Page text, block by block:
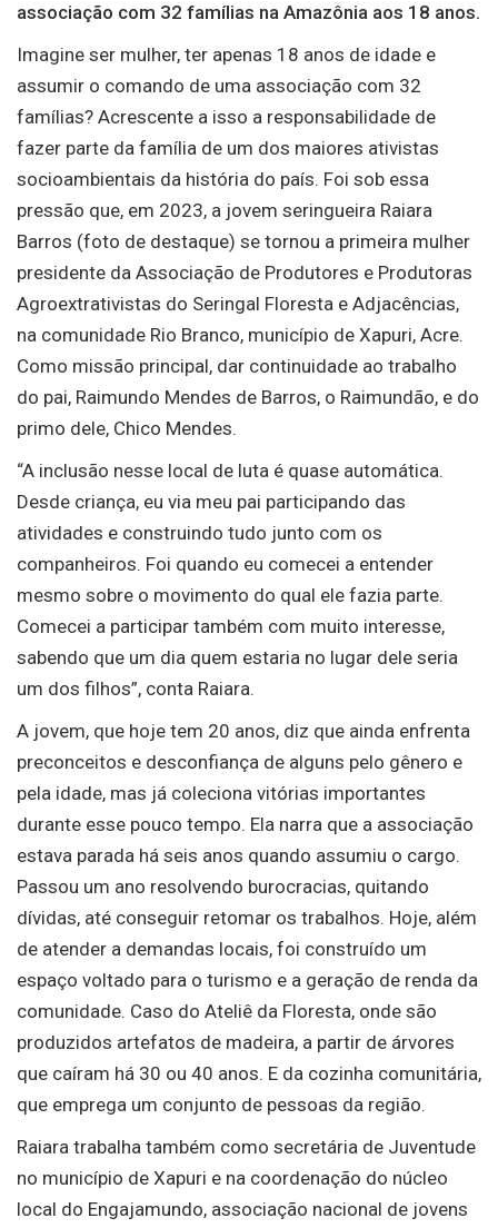
associação com 32 famílias na Amazônia aos 18 anos.
Imagine ser mulher, ter apenas 18 anos de idade e
assumir o comando de uma associação com 32
famílias? Acrescente a isso a responsabilidade de
fazer parte da família de um dos maiores ativistas
socioambientais da história do país. Foi sob essa
pressão que, em 2023, a jovem seringueira Raiara
Barros (foto de destaque) se tornou a primeira mulher
presidente da Associação de Produtores e Produtoras
Agroextrativistas do Seringal Floresta e Adjacências,
na comunidade Rio Branco, município de Xapuri, Acre.
Como missão principal, dar continuidade ao trabalho
do pai, Raimundo Mendes de Barros, o Raimundão, e do
primo dele, Chico Mendes.
“A inclusão nesse local de luta é quase automática.
Desde criança, eu via meu pai participando das
atividades e construindo tudo junto com os
companheiros. Foi quando eu comecei a entender
mesmo sobre o movimento do qual ele fazia parte.
Comecei a participar também com muito interesse,
sabendo que um dia quem estaria no lugar dele seria
um dos filhos”, conta Raiara.
A jovem, que hoje tem 20 anos, diz que ainda enfrenta
preconceitos e desconfiança de alguns pelo gênero e
pela idade, mas já coleciona vitórias importantes
durante esse pouco tempo. Ela narra que a associação
estava parada há seis anos quando assumiu o cargo.
Passou um ano resolvendo burocracias, quitando
dívidas, até conseguir retomar os trabalhos. Hoje, além
de atender a demandas locais, foi construído um
espaço voltado para o turismo e a geração de renda da
comunidade. Caso do Ateliê da Floresta, onde são
produzidos artefatos de madeira, a partir de árvores
que caíram há 30 ou 40 anos. E da cozinha comunitária,
que emprega um conjunto de pessoas da região.
Raiara trabalha também como secretária de Juventude
no município de Xapuri e na coordenação do núcleo
local do Engajamundo, associação nacional de jovens